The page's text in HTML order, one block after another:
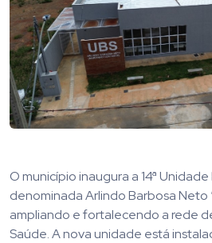
O município inaugura a 14ª
denominada Arlindo Barbosa Neto
ampliando e fortalecendo a rede
Saúde. A nova unidade está